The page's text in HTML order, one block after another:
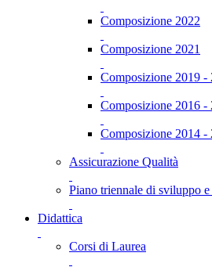
Composizione 2022
Composizione 2021
Composizione 2019 -
Composizione 2016 -
Composizione 2014 -
Assicurazione Qualità
Piano triennale di sviluppo
Didattica
Corsi di Laurea